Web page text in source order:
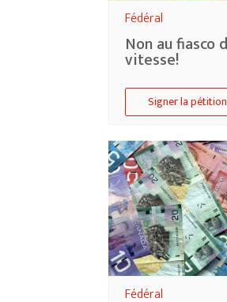
Fédéral
Non au fiasco
vitesse!
Signer la pétition
Fédéral